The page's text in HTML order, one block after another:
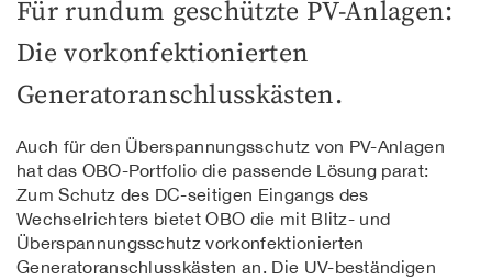
Für rundum geschützte PV-Anlagen:
Die vorkonfektionierten
Generatoranschlusskästen.
Auch für den Überspannungsschutz von PV-Anlagen
hat das OBO-Portfolio die passende Lösung parat:
Zum Schutz des DC-seitigen Eingangs des
Wechselrichters bietet OBO die mit Blitz- und
Überspannungsschutz vorkonfektionierten
Generatoranschlusskästen an. Die UV-beständigen